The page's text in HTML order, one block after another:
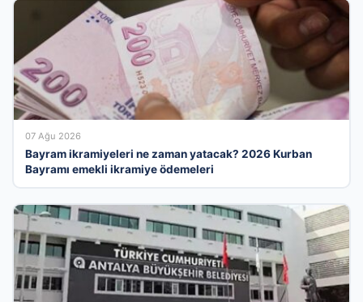
07 Ağu 2026
Bayram ikramiyeleri ne zaman yatacak? 2026 Kurban
Bayramı emekli ikramiye ödemeleri